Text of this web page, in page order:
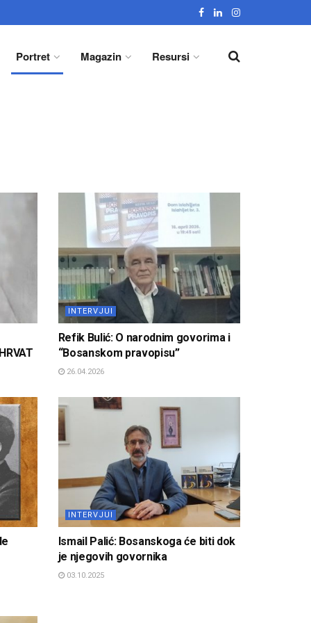
Portret Magazin Resursi
INTERVJUI
Refik Bulić: O narodnim govorima i
“Bosanskom pravopisu”
26.04.2026
INTERVJUI
Ismail Palić: Bosanskoga će biti dok
je njegovih govornika
03.10.2025